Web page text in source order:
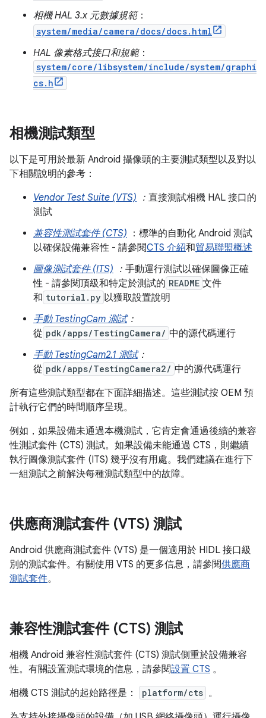
相機 HAL 3.x 元數據規範：
system/media/camera/docs/docs.html
HAL 像素格式接口和規範：
system/core/libsystem/include/system/graphi
cs.h
相機測試類型
以下是可用於最新 Android 攝像頭的主要測試類型以及對以
下相關說明的參考：
Vendor Test Suite (VTS) ： 直接測試相機 HAL 接口的
測試
兼容性測試套件 (CTS) ：標準的自動化 Android 測試
以確保設備兼容性 - 請參閱CTS 介紹和貿易聯盟概述
圖像測試套件 (ITS) ： 手動運行測試以確保圖像正確
性 - 請參閱頂級和特定於測試的 README 文件
和 tutorial.py 以獲取設置說明
手動 TestingCam 測試：
從 pdk/apps/TestingCamera/ 中的源代碼運行
手動 TestingCam2.1 測試：
從 pdk/apps/TestingCamera2/ 中的源代碼運行
所有這些測試類型都在下面詳細描述。這些測試按 OEM 預
計執行它們的時間順序呈現。
例如，如果設備未通過本機測試，它肯定會通過後續的兼容
性測試套件 (CTS) 測試。如果設備未能通過 CTS，則繼續
執行圖像測試套件 (ITS) 幾乎沒有用處。我們建議在進行下
一組測試之前解決每種測試類型中的故障。
供應商測試套件 (VTS) 測試
Android 供應商測試套件 (VTS) 是一個適用於 HIDL 接口級
別的測試套件。有關使用 VTS 的更多信息，請參閱供應商
測試套件。
兼容性測試套件 (CTS) 測試
相機 Android 兼容性測試套件 (CTS) 測試側重於設備兼容
性。有關設置測試環境的信息，請參閱設置 CTS 。
相機 CTS 測試的起始路徑是：
platform/cts 。